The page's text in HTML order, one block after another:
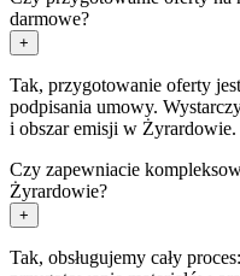
darmowe?
+
Tak, przygotowanie oferty
podpisania umowy.
i obszar emisji w Żyrardowie.
Czy zapewniacie
Żyrardowie?
+
Tak, obsługujemy cały